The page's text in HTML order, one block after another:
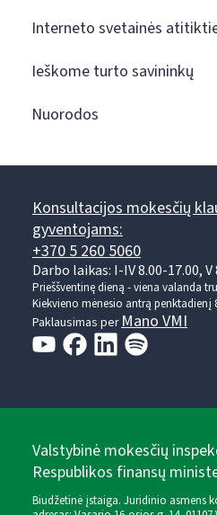
Interneto svetainės
Ieškome turto savininkų
Nuorodos
Konsultacijos mokesčių
gyventojams:
+370 5 260 5060
Darbo laikas: I-IV 8.00-17.00, V
Prieššventinę dieną - viena valanda
Kiekvieno mėnesio antrą penktadienį
Paklausimas perMano VMI
Valstybinė mokesčių
Respublikos finansų
Biudžetinė įstaiga. Juridinio asmens